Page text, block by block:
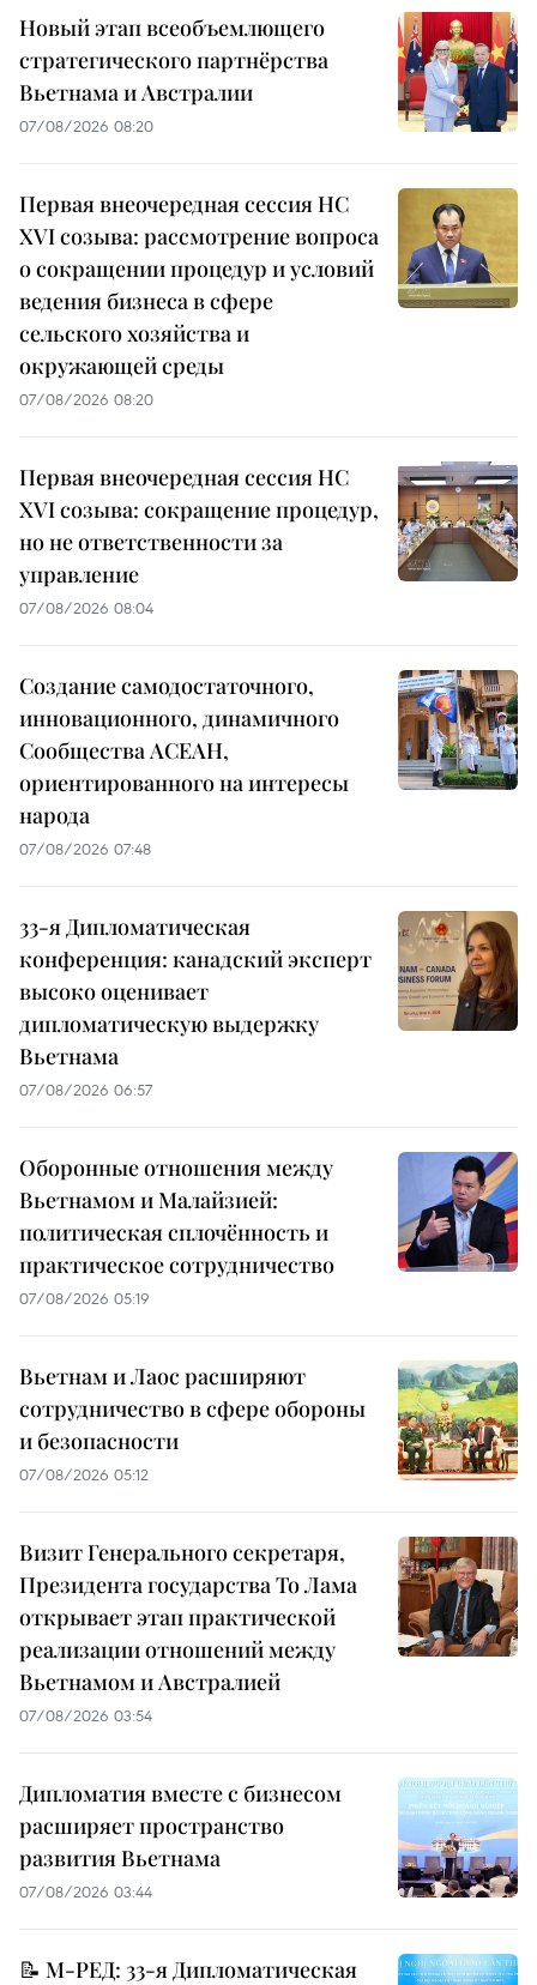
Новый этап всеобъемлющего
стратегического партнёрства
Вьетнама и Австралии
07/08/2026 08:20
Первая внеочередная сессия НС
XVI созыва: рассмотрение вопроса
о сокращении процедур и условий
ведения бизнеса в сфере
сельского хозяйства и
окружающей среды
07/08/2026 08:20
Первая внеочередная сессия НС
XVI созыва: сокращение процедур,
но не ответственности за
управление
07/08/2026 08:04
Создание самодостаточного,
инновационного, динамичного
Сообщества АСЕАН,
ориентированного на интересы
народа
07/08/2026 07:48
33-я Дипломатическая
конференция: канадский эксперт
высоко оценивает
дипломатическую выдержку
Вьетнама
07/08/2026 06:57
Оборонные отношения между
Вьетнамом и Малайзией:
политическая сплочённость и
практическое сотрудничество
07/08/2026 05:19
Вьетнам и Лаос расширяют
сотрудничество в сфере обороны
и безопасности
07/08/2026 05:12
Визит Генерального секретаря,
Президента государства То Лама
открывает этап практической
реализации отношений между
Вьетнамом и Австралией
07/08/2026 03:54
Дипломатия вместе с бизнесом
расширяет пространство
развития Вьетнама
07/08/2026 03:44
📝 М-РЕД: 33-я Дипломатическая